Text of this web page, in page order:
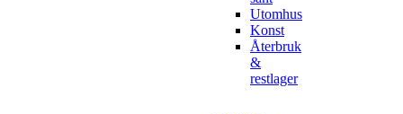
Utomhus
Konst
Återbruk
&
restlager